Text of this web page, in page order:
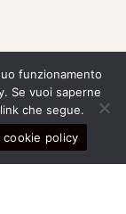
funzionamento
Se vuoi saperne
che segue.
cookie policy